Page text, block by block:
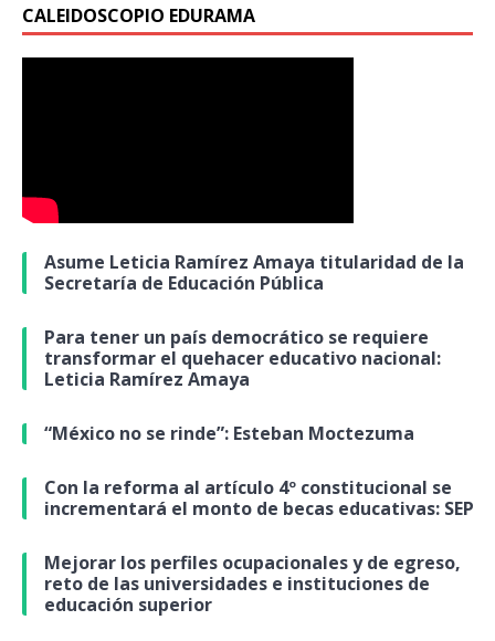
CALEIDOSCOPIO EDURAMA
Asume Leticia Ramírez Amaya titularidad de la
Secretaría de Educación Pública
Para tener un país democrático se requiere
transformar el quehacer educativo nacional:
Leticia Ramírez Amaya
“México no se rinde”: Esteban Moctezuma
Con la reforma al artículo 4º constitucional se
incrementará el monto de becas educativas: SEP
Mejorar los perfiles ocupacionales y de egreso,
reto de las universidades e instituciones de
educación superior